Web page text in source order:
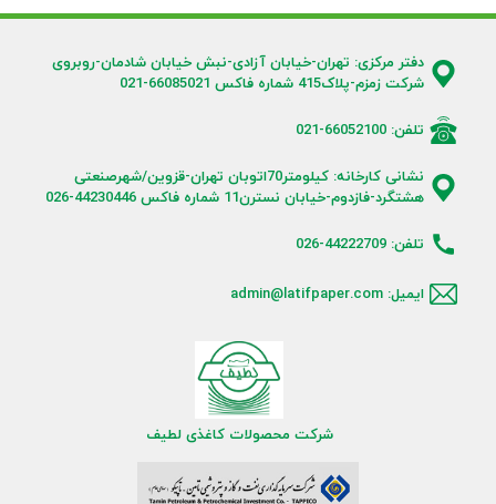
دفتر مرکزی: تهران-خیابان آزادی-نبش خیابان شادمان-روبروی
شرکت زمزم-پلاک415 شماره فاکس 66085021-021
تلفن: 66052100-021
نشانی کارخانه: کیلومتر70اتوبان تهران-قزوین/شهرصنعتی
هشتگرد-فازدوم-خیابان نسترن11 شماره فاکس 44230446-026
تلفن: 44222709-026
ایمیل: admin@latifpaper.com
شرکت محصولات کاغذی لطیف